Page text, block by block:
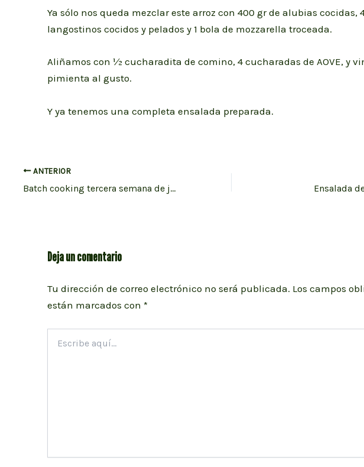
Ya sólo nos queda mezclar este arroz con 400 gr de alubias cocidas,
langostinos cocidos y pelados y 1 bola de mozzarella troceada.
Aliñamos con ½ cucharadita de comino, 4 cucharadas de AOVE, y
pimienta al gusto.
Y ya tenemos una completa ensalada preparada.
Navegación
de
ANTERIOR
Batch cooking tercera semana de junio Ensalada
Deja un comentario
Tu dirección de correo electrónico no será publicada. Los campos
están marcados con *
aquí...